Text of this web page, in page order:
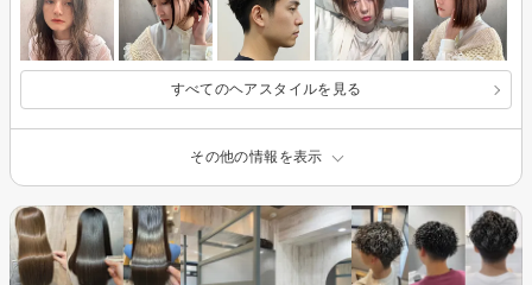
すべてのヘアスタイルを見る
その他の情報を表示